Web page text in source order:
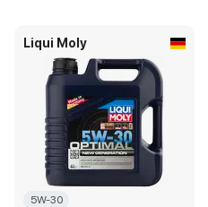
Liqui Moly
5W-30